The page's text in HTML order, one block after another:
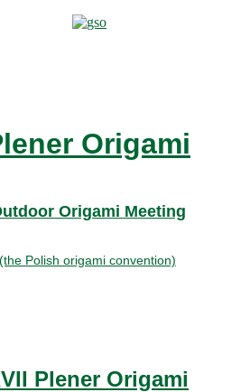
Origami
Origami Meeting
(the Polish origami convention)
Plener Origami